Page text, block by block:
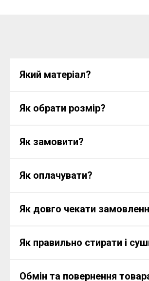
Який матеріал?
Як обрати розмір?
Як замовити?
Як оплачувати?
Як довго чекати
Як правильно стирати і
Обмін та повернення